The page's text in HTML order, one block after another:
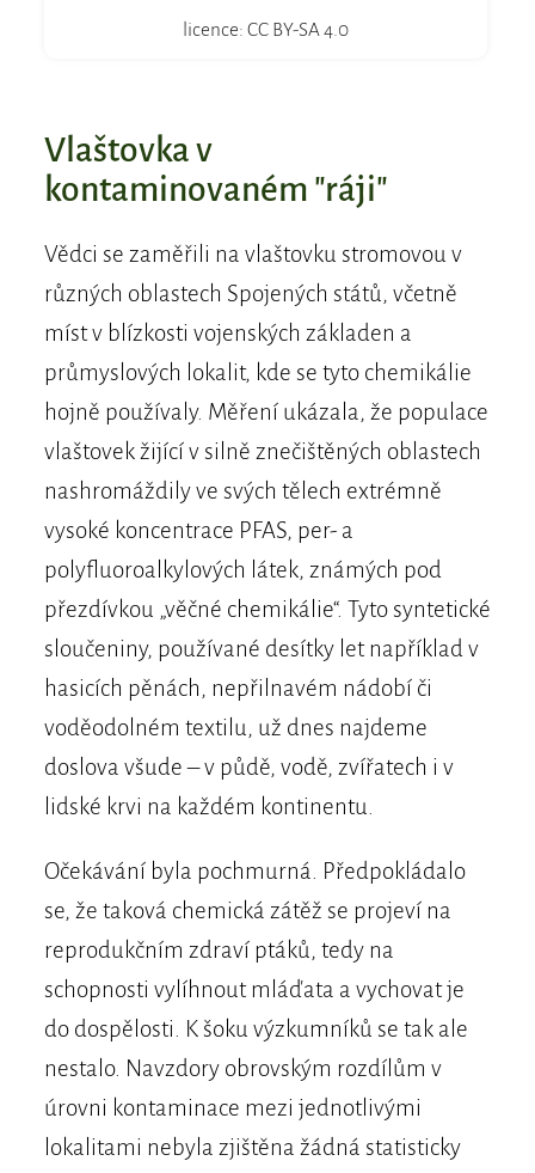
licence: CC BY-SA 4.0
Vlaštovka v
kontaminovaném "ráji"
Vědci se zaměřili na vlaštovku stromovou v
různých oblastech Spojených států, včetně
míst v blízkosti vojenských základen a
průmyslových lokalit, kde se tyto chemikálie
hojně používaly. Měření ukázala, že populace
vlaštovek žijící v silně znečištěných oblastech
nashromáždily ve svých tělech extrémně
vysoké koncentrace PFAS, per- a
polyfluoroalkylových látek, známých pod
přezdívkou „věčné chemikálie“. Tyto syntetické
sloučeniny, používané desítky let například v
hasicích pěnách, nepřilnavém nádobí či
voděodolném textilu, už dnes najdeme
doslova všude – v půdě, vodě, zvířatech i v
lidské krvi na každém kontinentu.
Očekávání byla pochmurná. Předpokládalo
se, že taková chemická zátěž se projeví na
reprodukčním zdraví ptáků, tedy na
schopnosti vylíhnout mláďata a vychovat je
do dospělosti. K šoku výzkumníků se tak ale
nestalo. Navzdory obrovským rozdílům v
úrovni kontaminace mezi jednotlivými
lokalitami nebyla zjištěna žádná statisticky